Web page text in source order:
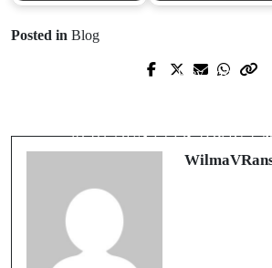
Posted in Blog
Prev Post
העוצמה בלי לקנות חדש